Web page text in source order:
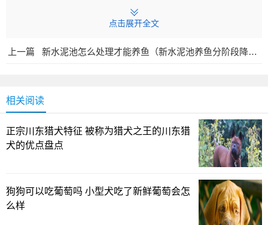
增氧机工作两小时左右，确保溶氧充足。温度若稳定在10℃
以上，就可以考虑在水体里施用磷酸二氢钾与多效肥水先锋
这类组合，帮助水体肥沃、氧含量高，水体也更稳，鱼群的
呼吸负担相对减轻。到了更低的温度区间，鱼儿的胃口明显
减退，投喂的频次和量都需要向下调整。你家塘现在的水温
是多少？天气转好时，是否也观察到鱼的食欲回暖的迹象？
我就会在阳光好的日子试着投喂一些易消化饲料，既维持基
点击展开全文
上一篇 新水泥池怎么处理才能养鱼（新水泥池养鱼分阶段降碱净水投硝化菌再放鱼）
相关阅读
正宗川东猎犬特征 被称为猎犬之王的川东猎
犬的优点盘点
狗狗可以吃葡萄吗 小型犬吃了新鲜葡萄会怎
么样